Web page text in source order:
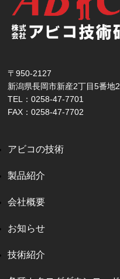
〒950-2127
新潟県長岡市新産2丁目5番地2
TEL：0258-47-7701
FAX：0258-47-7702
アビコの技術
製品紹介
会社概要
お知らせ
技術紹介